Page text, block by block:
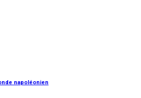
napoléonien